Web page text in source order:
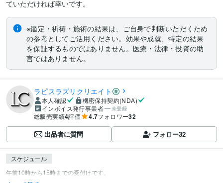
※鑑定・祈祷・施術の結果は、ご自身で判断いただくため
の参考としてご活用ください。効果や成就、特定の結果
を保証するものではありません。医療・法律・投資の助
言ではありません。
ラピスラズリクリエイト
本人確認
機密保持契約(NDA)
インボイス発行事業者
未登録
総販売実績4評価 4.7フォロワー32
出品者に質問 フォロー32
スケジュール